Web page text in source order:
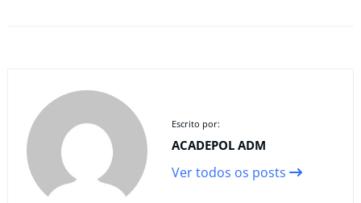
Escrito por:
ACADEPOL ADM
Ver todos os posts